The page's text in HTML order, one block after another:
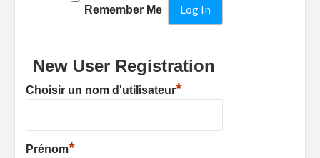
Remember Me
New User Registration
Choisir un nom d'utilisateur*
Prénom*